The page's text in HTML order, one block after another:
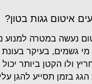
איטום גגות בטון?
נעשה במטרה למנוע
גשמים, בעיקר בעונת
ולו הקטן ביותר
בזמן תסייע להגן